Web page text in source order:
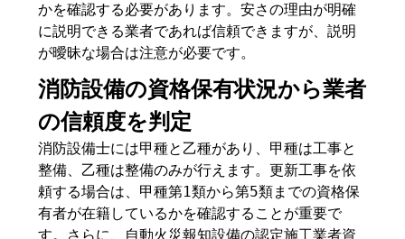
かを確認する必要があります。安さの理由が明確
に説明できる業者であれば信頼できますが、説明
が曖昧な場合は注意が必要です。
消防設備の資格保有状況から業者
の信頼度を判定
消防設備士には甲種と乙種があり、甲種は工事と
整備、乙種は整備のみが行えます。更新工事を依
頼する場合は、甲種第1類から第5類までの資格保
有者が在籍しているかを確認することが重要で
す。さらに、自動火災報知設備の認定施工業者資